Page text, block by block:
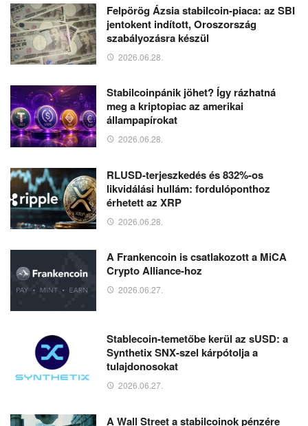
Felpörög Ázsia stabilcoin-piaca: az SBI
jentokent indított, Oroszország
szabályozásra készül
2026.06.28.
Stabilcoinpánik jöhet? Így rázhatná
meg a kriptopiac az amerikai
állampapírokat
2026.06.28.
RLUSD-terjeszkedés és 832%-os
likvidálási hullám: fordulóponthoz
érhetett az XRP
2026.06.28.
A Frankencoin is csatlakozott a MiCA
Crypto Alliance-hoz
2026.06.27.
Stablecoin-temetőbe kerül az sUSD: a
Synthetix SNX-szel kárpótolja a
tulajdonosokat
2026.06.27.
A Wall Street a stabilcoinok pénzére